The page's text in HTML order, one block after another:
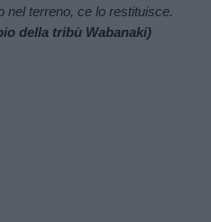
nel terreno, ce lo restituisce.
della tribù Wabanaki)